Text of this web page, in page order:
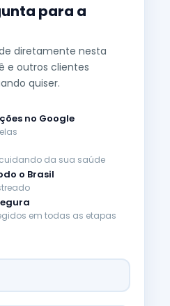
para a
diretamente nesta
e outros clientes
quiser.
no Google
da sua saúde
o Brasil
em todas as etapas